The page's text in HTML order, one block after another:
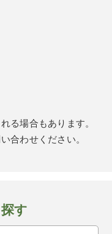
る場合もあります。
合わせください。
す